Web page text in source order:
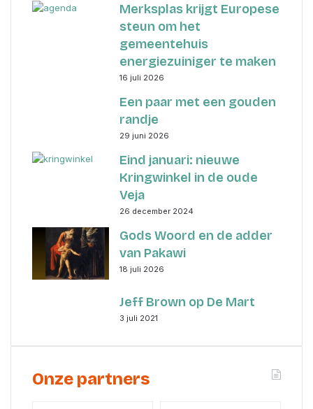
Merksplas krijgt Europese
steun om het
gemeentehuis
energiezuiniger te maken
16 juli 2026
Een paar met een gouden
randje
29 juni 2026
Eind januari: nieuwe
Kringwinkel in de oude
Veja
26 december 2024
Gods Woord en de adder
van Pakawi
18 juli 2026
Jeff Brown op De Mart
3 juli 2021
Onze partners